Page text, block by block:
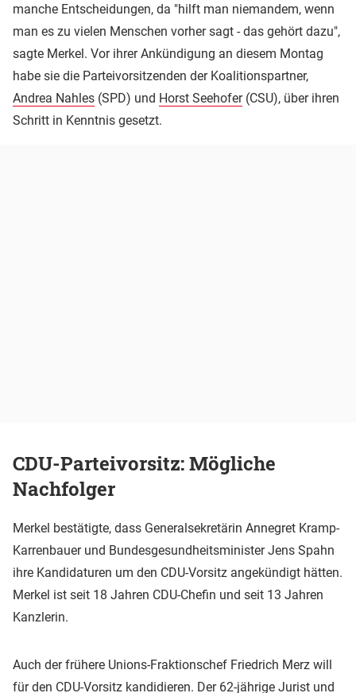
manche Entscheidungen, da "hilft man niemandem, wenn
man es zu vielen Menschen vorher sagt - das gehört dazu",
sagte Merkel. Vor ihrer Ankündigung an diesem Montag
habe sie die Parteivorsitzenden der Koalitionspartner,
Andrea Nahles (SPD) und Horst Seehofer(CSU), über ihren
Schritt in Kenntnis gesetzt.
CDU-Parteivorsitz: Mögliche
Nachfolger
Merkel bestätigte, dass Generalsekretärin Annegret Kramp-
Karrenbauer und Bundesgesundheitsminister Jens Spahn
ihre Kandidaturen um den CDU-Vorsitz angekündigt hätten.
Merkel ist seit 18 Jahren CDU-Chefin und seit 13 Jahren
Kanzlerin.
Auch der frühere Unions-Fraktionschef Friedrich Merz will
für den CDU-Vorsitz kandidieren. Der 62-jährige Jurist und